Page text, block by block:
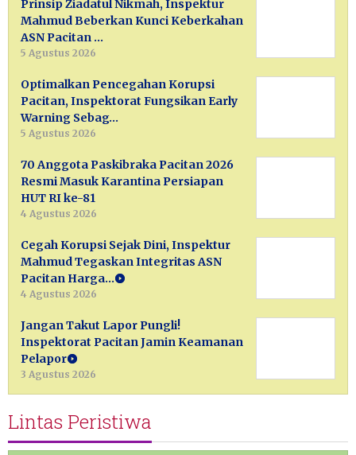
Prinsip Ziadatul Nikmah, Inspektur
Mahmud Beberkan Kunci Keberkahan
ASN Pacitan …
5 Agustus 2026
Optimalkan Pencegahan Korupsi
Pacitan, Inspektorat Fungsikan Early
Warning Sebag…
5 Agustus 2026
70 Anggota Paskibraka Pacitan 2026
Resmi Masuk Karantina Persiapan
HUT RI ke-81
4 Agustus 2026
Cegah Korupsi Sejak Dini, Inspektur
Mahmud Tegaskan Integritas ASN
Pacitan Harga…
4 Agustus 2026
Jangan Takut Lapor Pungli!
Inspektorat Pacitan Jamin Keamanan
Pelapor
3 Agustus 2026
Lintas Peristiwa